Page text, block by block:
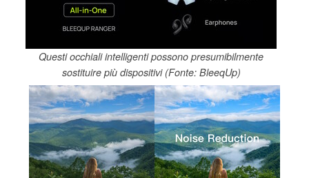
Questi occhiali intelligenti possono presumibilmente
sostituire più dispositivi (Fonte: BleeqUp)